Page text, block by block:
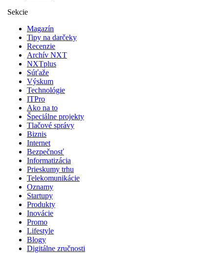
Sekcie
Magazín
Tipy na darčeky
Recenzie
Archív NXT
NXTplus
Súťaže
Výskum
Technológie
ITPro
Ako na to
Špeciálne projekty
Tlačové správy
Biznis
Internet
Bezpečnosť
Informatizácia
Prieskumy trhu
Telekomunikácie
Oznamy
Startupy
Produkty
Inovácie
Promo
Lifestyle
Blogy
Digitálne zručnosti